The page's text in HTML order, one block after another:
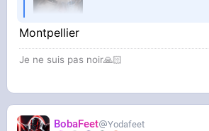
Montpellier
Je ne suis pas noir🙏🏻
BobaFeet Yodafeet